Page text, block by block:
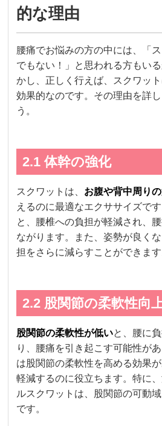
的な理由
腰痛でお悩みの方の中には、「
でもない！」と思われる方もい
かし、正しく行えば、スクワッ
効果的なのです。その理由を詳
う。
2.1 体幹の強化
スクワットは、 お腹や背中周り
えるのに最適なエクササイズで
と、腰椎への負担が軽減され、
ながります。また、姿勢が良く
担をさらに減らすことができます
2.2 股関節の柔軟性向
股関節の柔軟性が低いと、腰に
り、腰痛を引き起こす可能性が
は股関節の柔軟性を高める効果
軽減するのに役立ちます。特に
ルスクワットは、股関節の可動
です。